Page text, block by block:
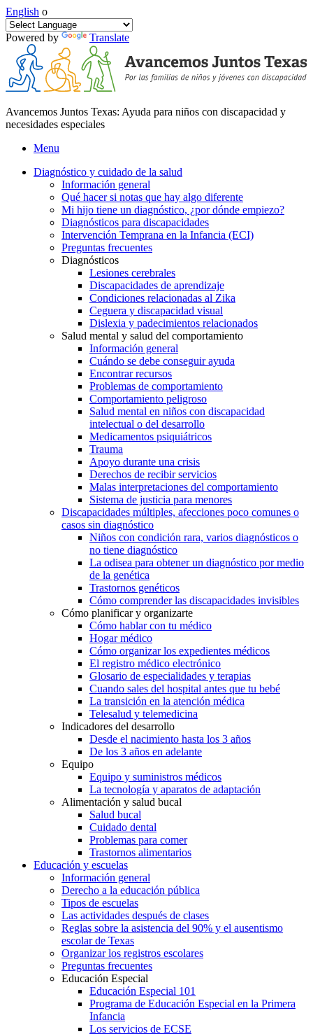
English o
Powered by Translate
Avancemos Juntos Texas: Ayuda para niños con discapacidad y
necesidades especiales
Menu
Diagnóstico y cuidado de la salud
Información general
Qué hacer si notas que hay algo diferente
Mi hijo tiene un diagnóstico, ¿por dónde empiezo?
Diagnósticos para discapacidades
Intervención Temprana en la Infancia (ECI)
Preguntas frecuentes
Diagnósticos
Lesiones cerebrales
Discapacidades de aprendizaje
Condiciones relacionadas al Zika
Ceguera y discapacidad visual
Dislexia y padecimientos relacionados
Salud mental y salud del comportamiento
Información general
Cuándo se debe conseguir ayuda
Encontrar recursos
Problemas de comportamiento
Comportamiento peligroso
Salud mental en niños con discapacidad
intelectual o del desarrollo
Medicamentos psiquiátricos
Trauma
Apoyo durante una crisis
Derechos de recibir servicios
Malas interpretaciones del comportamiento
Sistema de justicia para menores
Discapacidades múltiples, afecciones poco comunes o
casos sin diagnóstico
Niños con condición rara, varios diagnósticos o
no tiene diagnóstico
La odisea para obtener un diagnóstico por medio
de la genética
Trastornos genéticos
Cómo comprender las discapacidades invisibles
Cómo planificar y organizarte
Cómo hablar con tu médico
Hogar médico
Cómo organizar los expedientes médicos
El registro médico electrónico
Glosario de especialidades y terapias
Cuando sales del hospital antes que tu bebé
La transición en la atención médica
Telesalud y telemedicina
Indicadores del desarrollo
Desde el nacimiento hasta los 3 años
De los 3 años en adelante
Equipo
Equipo y suministros médicos
La tecnología y aparatos de adaptación
Alimentación y salud bucal
Salud bucal
Cuidado dental
Problemas para comer
Trastornos alimentarios
Educación y escuelas
Información general
Derecho a la educación pública
Tipos de escuelas
Las actividades después de clases
Reglas sobre la asistencia del 90% y el ausentismo
escolar de Texas
Organizar los registros escolares
Preguntas frecuentes
Educación Especial
Educación Especial 101
Programa de Educación Especial en la Primera
Infancia
Los servicios de ECSE